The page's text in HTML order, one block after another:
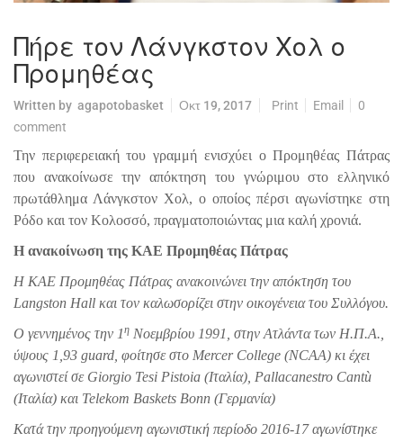
Πήρε τον Λάνγκστον Χολ ο
Προμηθέας
Written by agapotobasket Οκτ 19, 2017 Print Email
0
comment
Την περιφερειακή του γραμμή ενισχύει ο Προμηθέας Πάτρας
που ανακοίνωσε την απόκτηση του γνώριμου στο ελληνικό
πρωτάθλημα Λάνγκστον Χολ, ο οποίος πέρσι αγωνίστηκε στη
Ρόδο και τον Κολοσσό, πραγματοποιώντας μια καλή χρονιά.
Η ανακοίνωση της ΚΑΕ Προμηθέας Πάτρας
Η ΚΑΕ Προμηθέας Πάτρας ανακοινώνει την απόκτηση του
Langston Hall και τον καλωσορίζει στην οικογένεια του Συλλόγου.
Ο γεννημένος την 1η Νοεμβρίου 1991, στην Ατλάντα των Η.Π.Α.,
ύψους 1,93 guard, φοίτησε στο Mercer College (NCAA) κι έχει
αγωνιστεί σε Giorgio Tesi Pistoia (Ιταλία), Pallacanestro Cantù
(Ιταλία) και Telekom Baskets Bonn (Γερμανία)
Κατά την προηγούμενη αγωνιστική περίοδο 2016-17 αγωνίστηκε